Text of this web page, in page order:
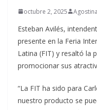
octubre 2, 2025
Esteban Avilés,
presente en la Feria
Latina (FIT) y resaltó la
promocionar sus
“La FIT ha sido para
nuestro producto se